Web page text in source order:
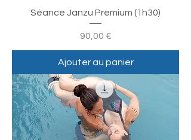
Séance Janzu Premium (1h30)
Prix
90,00 €
Ajouter au panier